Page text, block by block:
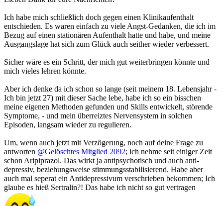
Ich habe mich schließlich doch gegen einen Klinikaufenthalt
entschieden. Es waren einfach zu viele Angst-Gedanken, die ich im
Bezug auf einen stationären Aufenthalt hatte und habe, und meine
Ausgangslage hat sich zum Glück auch seither wieder verbessert.
Sicher wäre es ein Schritt, der mich gut weiterbringen könnte und
mich vieles lehren könnte.
Aber ich denke da ich schon so lange (seit meinem 18. Lebensjahr -
Ich bin jetzt 27) mit dieser Sache lebe, habe ich so ein bisschen
meine eigenen Methoden gefunden und Skills entwickelt, störende
Symptome, - und mein überreiztes Nervensystem in solchen
Episoden, langsam wieder zu regulieren.
Um, wenn auch jetzt mit Verzögerung, noch auf deine Frage zu
antworten @Gelöschtes Mitglied 2092; ich nehme seit einiger Zeit
schon Aripiprazol. Das wirkt ja antipsychotisch und auch anti-
depressiv, beziehungsweise stimmungsstabilisierend. Habe aber
auch mal seperat ein Antidepressivum verschrieben bekommen; Ich
glaube es hieß Sertralin?! Das habe ich nicht so gut vertragen